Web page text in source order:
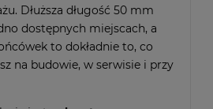
Dłuższa długość 50 mm
dostępnych miejscach, a
to dokładnie to, co
na budowie, w serwisie i przy